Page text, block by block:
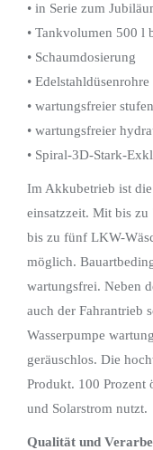
• in Serie zum
• Tankvolumen 500 l
• Schaumdosierung
• Edelstahldüsenrohre
• wartungsfreier
• wartungsfreier
• Spiral-3D-Stark-
Im Akkubetrieb ist
einsatzzeit. Mit bis
bis zu fünf LKW-
möglich.
wartungsfrei. Neben
auch der Fahrantrieb
Wasserpumpe
geräuschlos. Die
Produkt. 100 Prozent
und Solarstrom nutzt.
Qualität und